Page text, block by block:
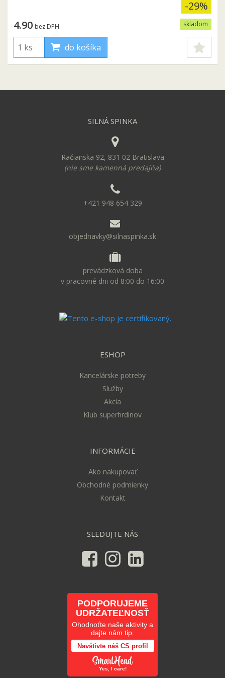
-29%
skladom
4.90 bez DPH
do košíka
SILNÁ SPINKA
Račianska 92, 831 02 Bratislava
(nie sme kamenná predajňa)
+421 948 654 329
objednavky@silnaspinka.sk
prevádzková doba
v pracovné dni od 8:00 do 16:00
ESHOP
Kancelárske potreby
Služby
Akcia
Klub superhrdinov
INFORMÁCIE
Ako nakupovať
Obchodné podmienky
Kontakt
SLEDUJTE NÁS
PODPORUJEME
UDRŽATEĽNOSŤ
Ohodnoťte naše aktivity a
dajte nám tip.
Navštívte náš CS profil
Yes, I care!